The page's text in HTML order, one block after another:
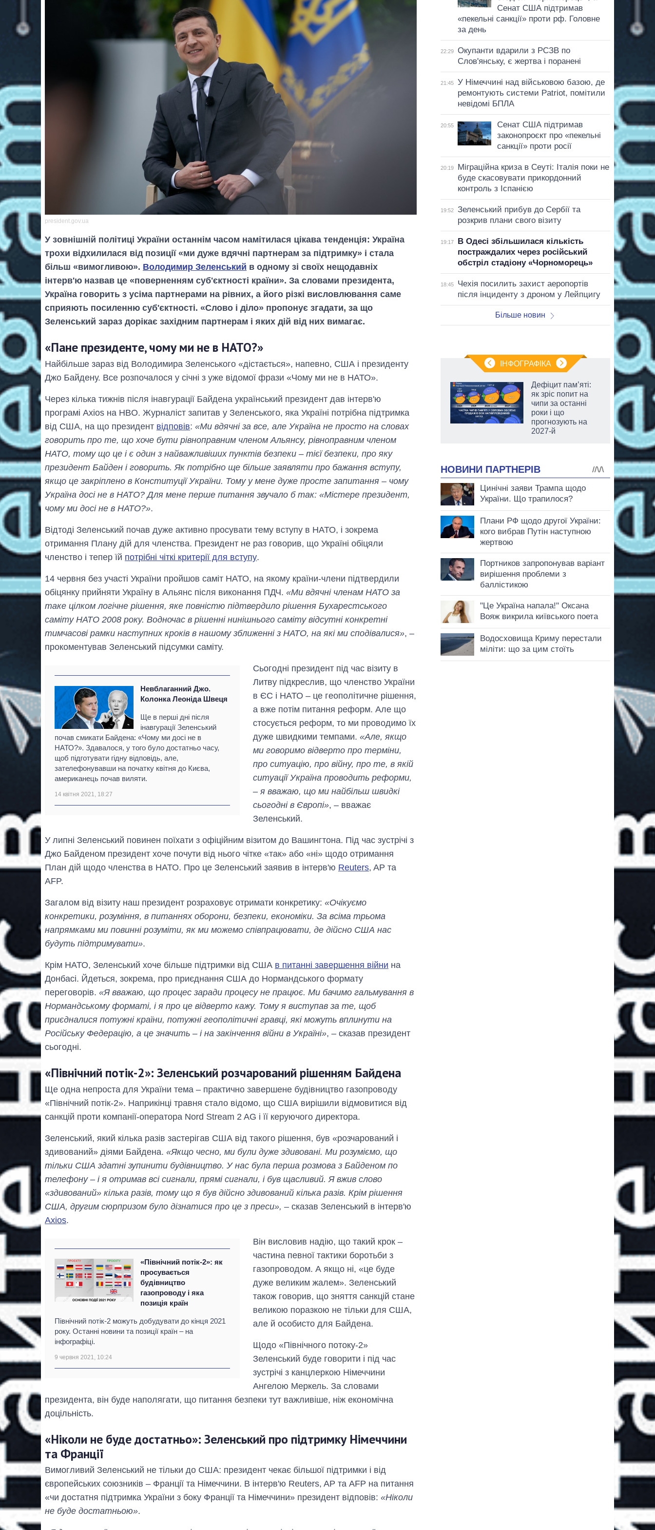
president.gov.ua
У зовнішній політиці України останнім часом намітилася цікава тенденція: Україна
трохи відхилилася від позиції «ми дуже вдячні партнерам за підтримку» і стала
більш «вимогливою». Володимир Зеленський в одному зі своїх нещодавніх
інтерв'ю назвав це «поверненням суб'єктності країни». За словами президента,
Україна говорить з усіма партнерами на рівних, а його різкі висловлювання саме
сприяють посиленню суб'єктності. «Слово і діло» пропонує згадати, за що
Зеленський зараз дорікає західним партнерам і яких дій від них вимагає.
«Пане президенте, чому ми не в НАТО?»
Найбільше зараз від Володимира Зеленського «дістається», напевно, США і президенту
Джо Байдену. Все розпочалося у січні з уже відомої фрази «Чому ми не в НАТО».
Через кілька тижнів після інавгурації Байдена український президент дав інтерв'ю
програмі Axios на HBO. Журналіст запитав у Зеленського, яка Україні потрібна підтримка
від США, на що президент відповів: «Ми вдячні за все, але Україна не просто на словах
говорить про те, що хоче бути рівноправним членом Альянсу, рівноправним членом
НАТО, тому що це і є один з найважливіших пунктів безпеки – тієї безпеки, про яку
президент Байден і говорить. Як потрібно ще більше заявляти про бажання вступу,
якщо це закріплено в Конституції України. Тому у мене дуже просте запитання – чому
Україна досі не в НАТО? Для мене перше питання звучало б так: «Містере президент,
чому ми досі не в НАТО?».
Відтоді Зеленський почав дуже активно просувати тему вступу в НАТО, і зокрема
отримання Плану дій для членства. Президент не раз говорив, що Україні обіцяли
членство і тепер їй потрібні чіткі критерії для вступу.
14 червня без участі України пройшов саміт НАТО, на якому країни-члени підтвердили
обіцянку прийняти Україну в Альянс після виконання ПДЧ. «Ми вдячні членам НАТО за
таке цілком логічне рішення, яке повністю підтвердило рішення Бухарестського
саміту НАТО 2008 року. Водночас в рішенні нинішнього саміту відсутні конкретні
тимчасові рамки наступних кроків в нашому зближенні з НАТО, на які ми сподівалися», –
прокоментував Зеленський підсумки саміту.
Невблаганний Джо.
Колонка Леоніда Швеця
Ще в перші дні після
інавгурації Зеленський
почав смикати Байдена: «Чому ми досі не в
НАТО?». Здавалося, у того було достатньо часу,
щоб підготувати гідну відповідь, але,
зателефонувавши на початку квітня до Києва,
американець почав виляти.
14 квітня 2021, 18:27
Сьогодні президент під час візиту в
Литву підкреслив, що членство України
в ЄС і НАТО – це геополітичне рішення,
а вже потім питання реформ. Але що
стосується реформ, то ми проводимо їх
дуже швидкими темпами.«Але, якщо
ми говоримо відверто про терміни,
про ситуацію, про війну, про те, в якій
ситуації Україна проводить реформи,
– я вважаю, що ми найбільш швидкі
сьогодні в Європі», – вважає
Зеленський.
У липні Зеленський повинен поїхати з офіційним візитом до Вашингтона. Під час зустрічі з
Джо Байденом президент хоче почути від нього чітке «так» або «ні» щодо отримання
План дій щодо членства в НАТО. Про це Зеленський заявив в інтерв'ю Reuters, AP та
AFP.
Загалом від візиту наш президент розраховує отримати конкретику: «Очікуємо
конкретики, розуміння, в питаннях оборони, безпеки, економіки. За всіма трьома
напрямками ми повинні розуміти, як ми можемо співпрацювати, де дійсно США нас
будуть підтримувати».
Крім НАТО, Зеленський хоче більше підтримки від США в питанні завершення війни на
Донбасі. Йдеться, зокрема, про приєднання США до Нормандського формату
переговорів. «Я вважаю, що процес заради процесу не працює. Ми бачимо гальмування в
Нормандському форматі, і я про це відверто кажу. Тому я виступав за те, щоб
приєдналися потужні країни, потужні геополітичні гравці, які можуть вплинути на
Російську Федерацію, а це значить – і на закінчення війни в Україні», – сказав президент
сьогодні.
«Північний потік-2»: Зеленський розчарований рішенням Байдена
Ще одна непроста для України тема – практично завершене будівництво газопроводу
«Північний потік-2». Наприкінці травня стало відомо, що США вирішили відмовитися від
санкцій проти компанії-оператора Nord Stream 2 AG і її керуючого директора.
Зеленський, який кілька разів застерігав США від такого рішення, був «розчарований і
здивований» діями Байдена. «Якщо чесно, ми були дуже здивовані. Ми розуміємо, що
тільки США здатні зупинити будівництво. У нас була перша розмова з Байденом по
телефону – і я отримав всі сигнали, прямі сигнали, і був щасливий. Я вжив слово
«здивований» кілька разів, тому що я був дійсно здивований кілька разів. Крім рішення
США, другим сюрпризом було дізнатися про це з преси», – сказав Зеленський в інтерв'ю
Axios.
«Північний потік-2»: як
просувається
будівництво
газопроводу і яка
позиція країн
Північний потік-2 можуть добудувати до кінця 2021
року. Останні новини та позиції країн – на
інфографіці.
9 червня 2021, 10:24
Він висловив надію, що такий крок –
частина певної тактики боротьби з
газопроводом. А якщо ні, «це буде
дуже великим жалем». Зеленський
також говорив, що зняття санкцій стане
великою поразкою не тільки для США,
але й особисто для Байдена.
Щодо «Північного потоку-2»
Зеленський буде говорити і під час
зустрічі з канцлеркою Німеччини
Ангелою Меркель. За словами
президента, він буде наполягати, що питання безпеки тут важливіше, ніж економічна
доцільність.
«Ніколи не буде достатньо»: Зеленський про підтримку Німеччини
та Франції
Вимогливий Зеленський не тільки до США: президент чекає більшої підтримки і від
європейських союзників – Франції та Німеччини. В інтерв'ю Reuters, AP та AFP на питання
«чи достатня підтримка України з боку Франції та Німеччини» президент відповів: «Ніколи
не буде достатньою».
Сенат США підтримав
«пекельні санкції» проти рф. Головне
за день
22:29
Окупанти вдарили з РСЗВ по
Слов'янську, є жертва і поранені
21:45
У Німеччині над військовою базою, де
ремонтують системи Patriot, помітили
невідомі БПЛА
20:55
Сенат США підтримав
законопроєкт про «пекельні
санкції» проти росії
20:19
Міграційна криза в Сеуті: Італія поки не
буде скасовувати прикордонний
контроль з Іспанією
19:52
Зеленський прибув до Сербії та
розкрив плани свого візиту
19:17
В Одесі збільшилася кількість
постраждалих через російський
обстріл стадіону «Чорноморець»
18:45
Чехія посилить захист аеропортів
після інциденту з дроном у Лейпцигу
Більше новин
ІНФОГРАФІКА
довго обіймав
посаду керівника
Дефіцит пам’яті:
як зріс попит на
чипи за останні
роки і що
прогнозують на
2027-й